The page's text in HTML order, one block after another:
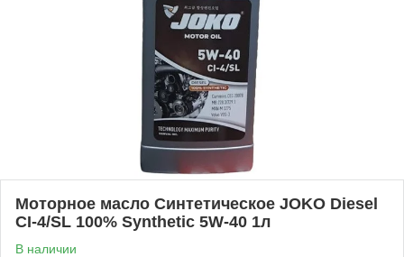
Моторное масло Синтетическое JOKO Diesel
CI-4/SL 100% Synthetic 5W-40 1л
В наличии